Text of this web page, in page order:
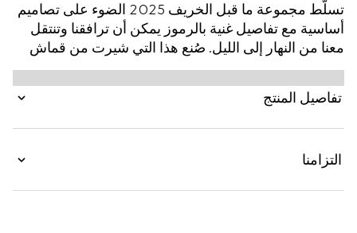
تسلّط مجموعة ما قبل الخريف 2025 الضوء على تصاميم
أساسية مع تفاصيل غنية بالرموز يمكن أن ترافقنا وتنتقل
معنا من النهار إلى الليل. صُنع هذا التي شيرت من قماش
محبوك من القطن والحرير باللون الأخضر الحرجي ويزدان
بإنتارسيا شعار Gucci.
تفاصيل المنتج
التزامنا